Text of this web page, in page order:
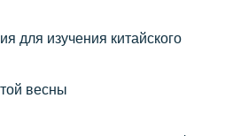
для изучения китайского
весны